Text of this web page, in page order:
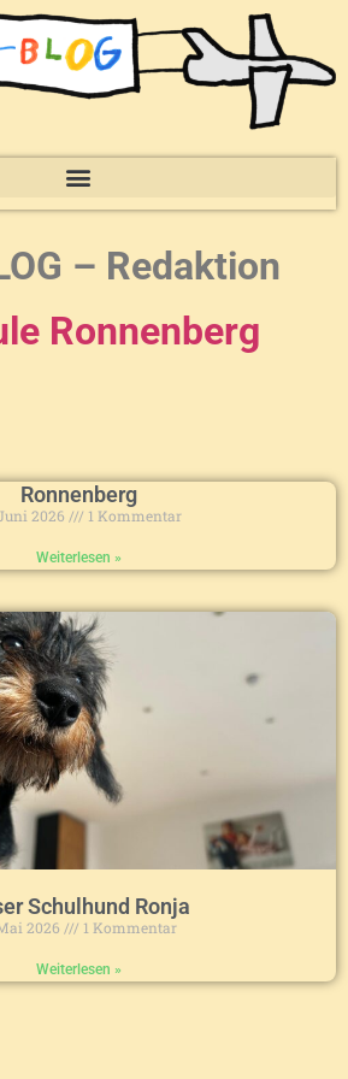
– Redaktion
Ronnenberg
Ronnenberg
2026 1 Kommentar
Weiterlesen »
Schulhund Ronja
2026 1 Kommentar
Weiterlesen »